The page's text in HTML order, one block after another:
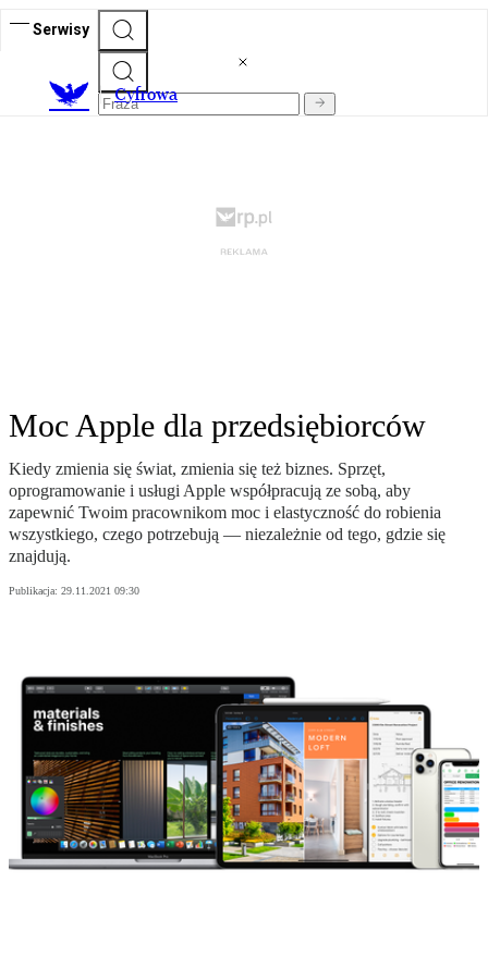
Serwisy
Cyfrowa
Moc Apple dla przedsiębiorców
Kiedy zmienia się świat, zmienia się też biznes. Sprzęt,
oprogramowanie i usługi Apple współpracują ze sobą, aby
zapewnić Twoim pracownikom moc i elastyczność do robienia
wszystkiego, czego potrzebują — niezależnie od tego, gdzie się
znajdują.
Publikacja: 29.11.2021 09:30